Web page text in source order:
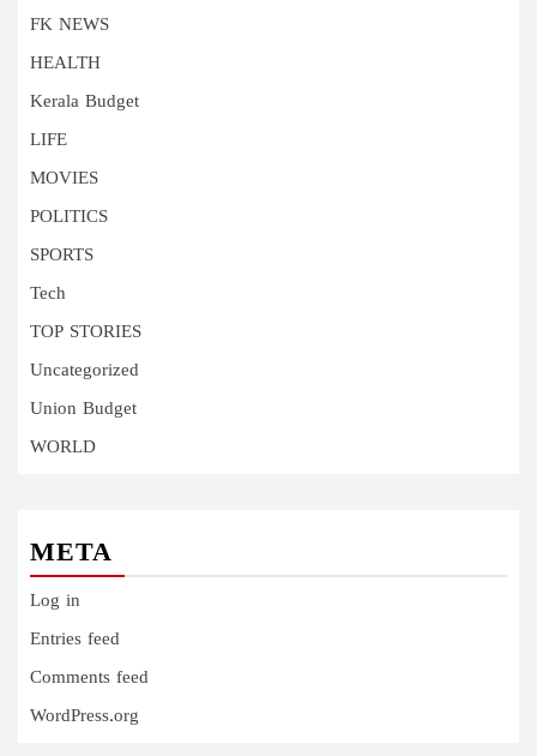
FK NEWS
HEALTH
Kerala Budget
LIFE
MOVIES
POLITICS
SPORTS
Tech
TOP STORIES
Uncategorized
Union Budget
WORLD
META
Log in
Entries feed
Comments feed
WordPress.org